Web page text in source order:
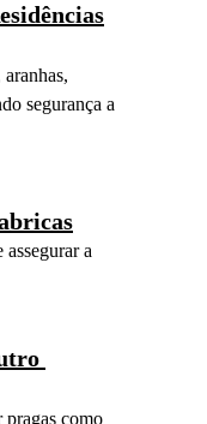
pragas como
segurança a
a